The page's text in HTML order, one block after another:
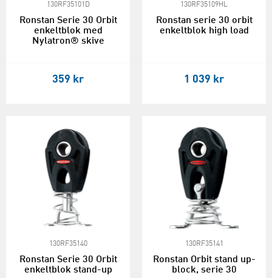
130RF35101D
Ronstan Serie 30 Orbit
enkeltblok med
Nylatron® skive
359 kr
130RF35109HL
Ronstan serie 30 orbit
enkeltblok high load
1 039 kr
130RF35140
Ronstan Serie 30 Orbit
enkeltblok stand-up
130RF35141
Ronstan Orbit stand up-
block, serie 30